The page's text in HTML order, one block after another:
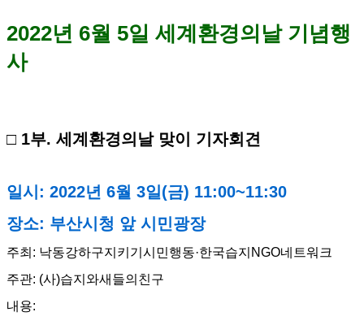
2022년 6월 5일 세계환경의날 기념행
사
□ 1부. 세계환경의날 맞이 기자회견
일시: 2022년 6월 3일(금) 11:00~11:30
장소: 부산시청 앞 시민광장
주최: 낙동강하구지키기시민행동·한국습지NGO네트워크
주관: (사)습지와새들의친구
내용: